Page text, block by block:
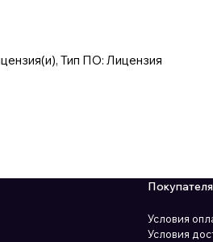
Тип ПО: Лицензия
Условия
Условия